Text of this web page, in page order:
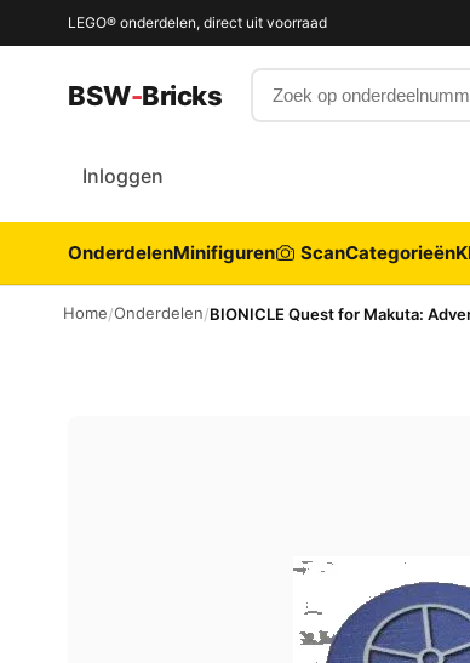
LEGO® onderdelen, direct uit voorraad
BSW-Bricks Zoek op
Inloggen
OnderdelenMinifiguren ScanCategorieën
Home/Onderdelen/BIONICLE Quest for Makuta: